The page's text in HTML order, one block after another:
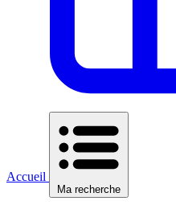
Accueil
Ma recherche